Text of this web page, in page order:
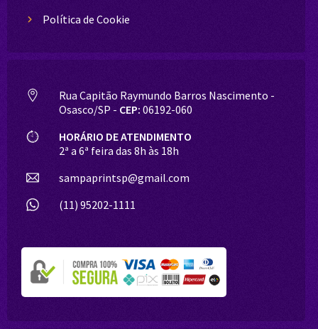
Política de Cookie
Rua Capitão Raymundo Barros Nascimento -
Osasco/SP - CEP:06192-060
HORÁRIO DE ATENDIMENTO
2ª a 6ª feira das 8h às 18h
sampaprintsp@gmail.com
(11) 95202-1111